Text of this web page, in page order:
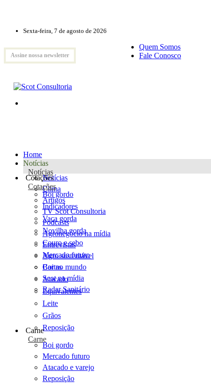
Sexta-feira, 7 de agosto de 2026
Assine nossa newsletter
Quem Somos
Fale Conosco
Home
Notícias
Notícias
Notícias
Clima
Artigos
TV Scot Consultoria
Podcasts
Agronegócio na mídia
Entrevistas
Agro sustentável
Cartas
Scot na mídia
Radar Sanitário
Cotações
Cotações
Boi gordo
Indicadores
Vaca gorda
Novilha gorda
Couro e sebo
Mercado futuro
Boi no mundo
Atacado
Equivalentes
Leite
Grãos
Reposição
Carne
Carne
Boi gordo
Mercado futuro
Atacado e varejo
Reposição